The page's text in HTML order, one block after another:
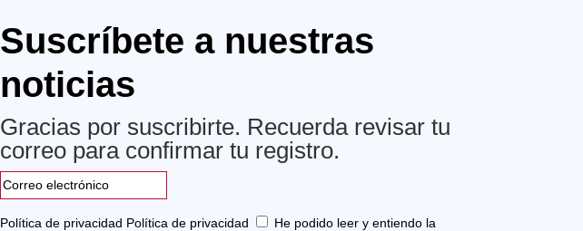
Suscríbete a nuestras
noticias
Gracias por suscribirte. Recuerda revisar tu
correo para confirmar tu registro.
Política de privacidad Política de privacidad He podido leer y entiendo la